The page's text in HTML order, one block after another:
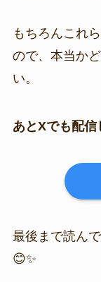
もちろんこれ
ので、本当か
い。
あとXでも配信
最後まで読ん
😊✨